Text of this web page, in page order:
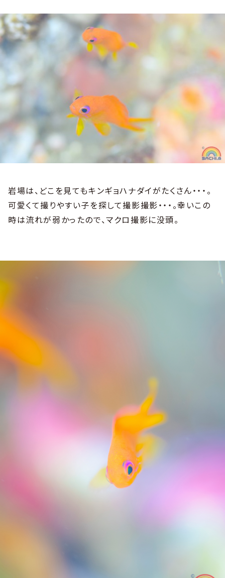
岩場は、どこを見てもキンギョハナダイがたくさん・・・。
可愛くて撮りやすい子を探して撮影撮影・・・。幸いこの
時は流れが弱かったので、マクロ撮影に没頭。